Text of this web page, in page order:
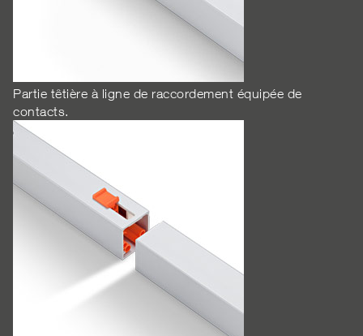
Partie têtière à ligne de raccordement équipée de
contacts.